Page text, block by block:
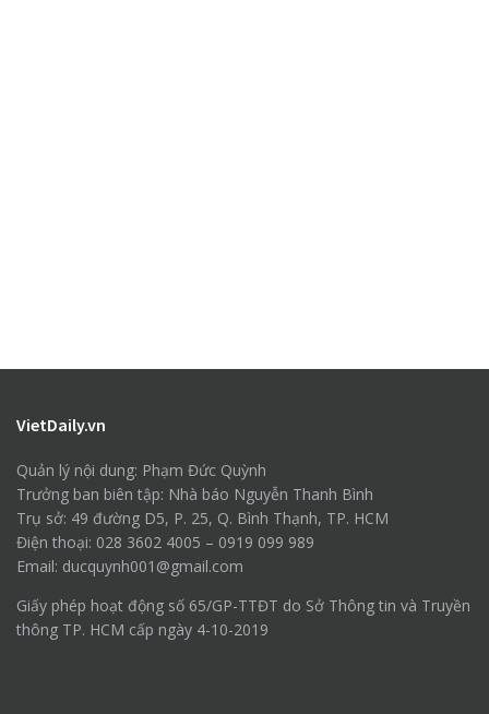
VietDaily.vn
Quản lý nội dung: Phạm Đức Quỳnh
Trưởng ban biên tập: Nhà báo Nguyễn Thanh Bình
Trụ sở: 49 đường D5, P. 25, Q. Bình Thạnh, TP. HCM
Điện thoại: 028 3602 4005 – 0919 099 989
Email: ducquynh001@gmail.com
Giấy phép hoạt động số 65/GP-TTĐT do Sở Thông tin và Truyền
thông TP. HCM cấp ngày 4-10-2019